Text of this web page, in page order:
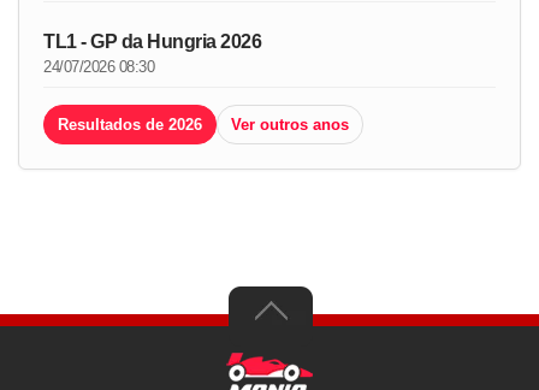
TL1 - GP da Hungria 2026
24/07/2026 08:30
Resultados de 2026 Ver outros anos